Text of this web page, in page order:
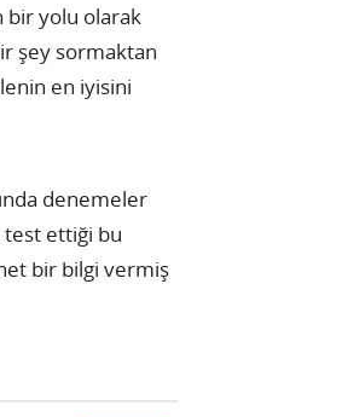
bir yolu olarak
şey sormaktan
en iyisini
denemeler
test ettiği bu
bir bilgi vermiş